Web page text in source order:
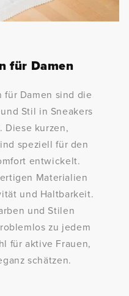
für Damen
für Damen sind die
Stil in Sneakers
Diese kurzen,
speziell für den
entwickelt.
Materialien
und Haltbarkeit.
und Stilen
zu jedem
für aktive Frauen,
schätzen.